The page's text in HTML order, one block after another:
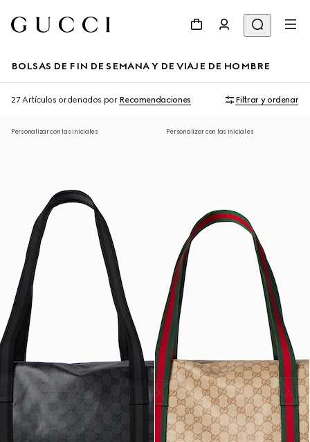
BOLSAS DE FIN DE SEMANA Y DE VIAJE DE HOMBRE
27 Artículos ordenados por Recomendaciones Filtrar y ordenar
Personalizar con las iniciales Personalizar con las iniciales